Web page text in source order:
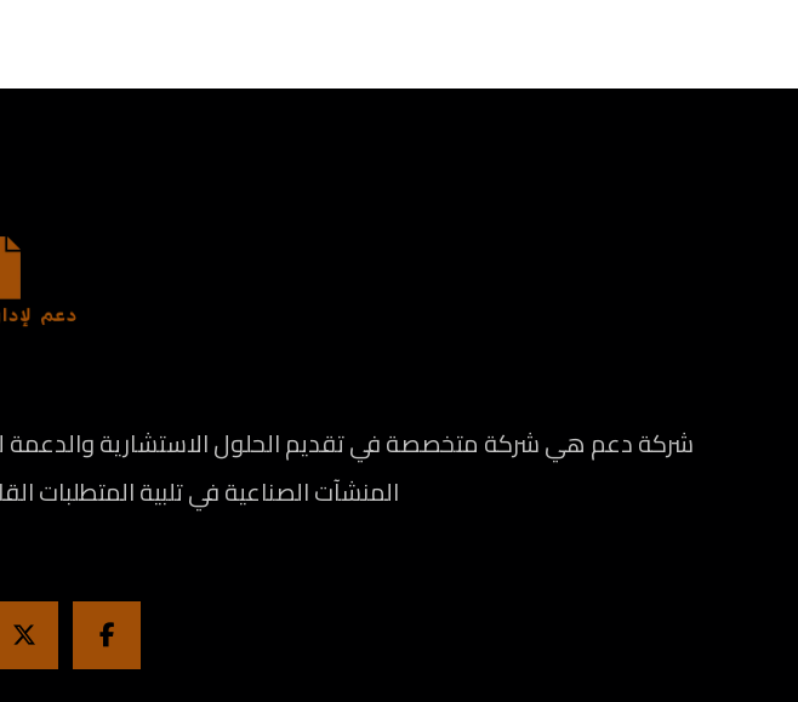
شركة دعم هي شركة متخصصة في تقديم الحلول الاستشارية والدعمة
المنشآت الصناعية في تلبية المتطلبات